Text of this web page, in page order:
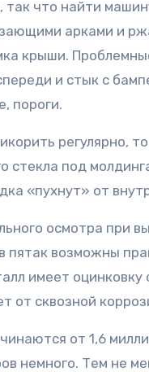
так что найти
арками и
крыши.
и стык с
пороги.
регулярно,
стекла под
«пухнут» от
осмотра при
возможны
имеет
от сквозной
от 1,6
немного. Тем не